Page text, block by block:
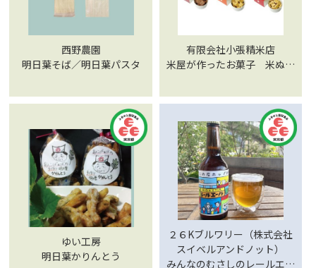
西野農園
明日葉そば／明日葉パスタ
有限会社小張精米店
米屋が作ったお菓子 米ぬか
ゆい工房
明日葉かりんとう
２６Kブルワリー（株式会社
スイベルアンドノット）
みんなのむさしのレールエー